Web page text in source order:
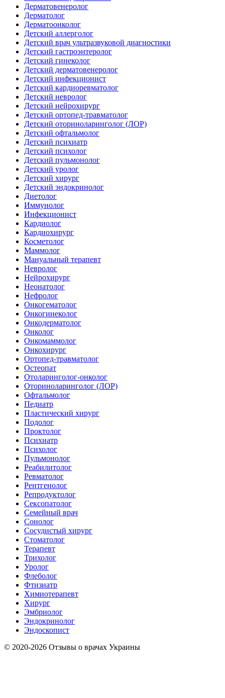
Дерматовенеролог
Дерматолог
Дерматоонколог
Детский аллерголог
Детский врач ультразвуковой диагностики
Детский гастроэнтеролог
Детский гинеколог
Детский дерматовенеролог
Детский инфекционист
Детский кардиоревматолог
Детский невролог
Детский нейрохирург
Детский ортопед-травматолог
Детский оториноларинголог (ЛОР)
Детский офтальмолог
Детский психиатр
Детский психолог
Детский пульмонолог
Детский уролог
Детский хирург
Детский эндокринолог
Диетолог
Иммунолог
Инфекционист
Кардиолог
Кардиохирург
Косметолог
Маммолог
Мануальный терапевт
Невролог
Нейрохирург
Неонатолог
Нефролог
Онкогематолог
Онкогинеколог
Онкодерматолог
Онколог
Онкомаммолог
Онкохирург
Ортопед-травматолог
Остеопат
Отоларинголог-онколог
Оториноларинголог (ЛОР)
Офтальмолог
Педиатр
Пластический хирург
Подолог
Проктолог
Психиатр
Психолог
Пульмонолог
Реабилитолог
Ревматолог
Рентгенолог
Репродуктолог
Сексопатолог
Семейный врач
Сонолог
Сосудистый хирург
Стоматолог
Терапевт
Трихолог
Уролог
Флеболог
Фтизиатр
Химиотерапевт
Хирург
Эмбриолог
Эндокринолог
Эндоскопист
© 2020-2026 Отзывы о врачах Украины